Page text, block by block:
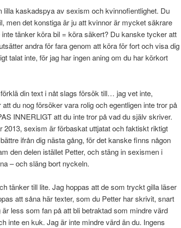
lilla kaskadspya av sexism och kvinnofientlighet. Du
men det konstiga är ju att kvinnor är mycket säkrare
tänker köra bil = köra säkert? Du kanske tycker att
andra för fara genom att köra för fort och visa dig
talat inte, för jag har ingen aning om du har körkort
din text i nåt slags försök till… jag vet inte,
du nog försöker vara rolig och egentligen inte tror på
INNERLIGT att du inte tror på vad du själv skriver.
2013, sexism är förbaskat uttjatat och faktiskt riktigt
ifrån dig nästa gång, för det kanske finns någon
den delen istället Petter, och stäng in sexismen i
– och släng bort nyckeln.
tänker till lite. Jag hoppas att de som tryckt gilla läser
att såna här texter, som du Petter har skrivit, snart
less som fan på att bli betraktad som mindre värd
inte en kuk. Jag är inte mindre värd än du. Ingens